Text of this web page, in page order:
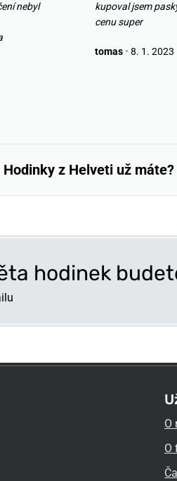
nebyl
kupoval jsem
cenu super
tomas • 8. 1. 2023
Hodinky z Helveti už máte?
hodinek
O
O